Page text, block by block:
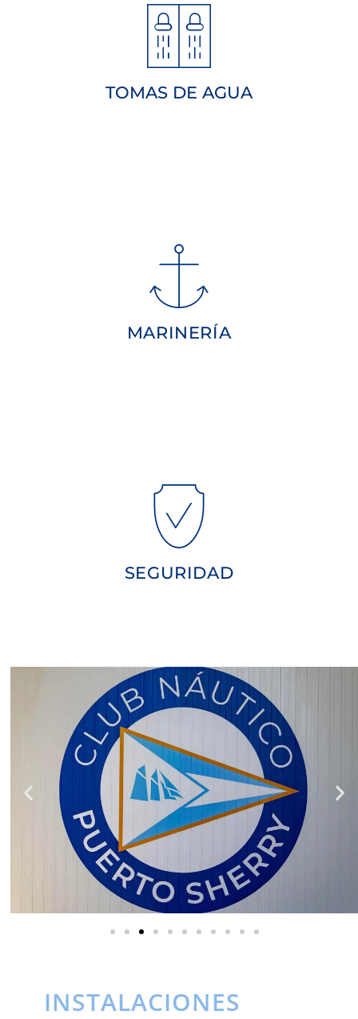
TOMAS DE AGUA
Disponemos de tomas de agua
para nuestros usuarios.
MARINERÍA
Puerto Sherry cuenta con un
gran equipo de Marinería a su
disposición ¡No dude en
contactar con nosotros para lo
que necesite! 24 horas al día los
365 días del año.
SEGURIDAD
La seguridad es una prioridad en
Puerto Sherry, por ello
disponemos de servicio de
seguridad 24 horas los 365 días
del año.
INSTALACIONES